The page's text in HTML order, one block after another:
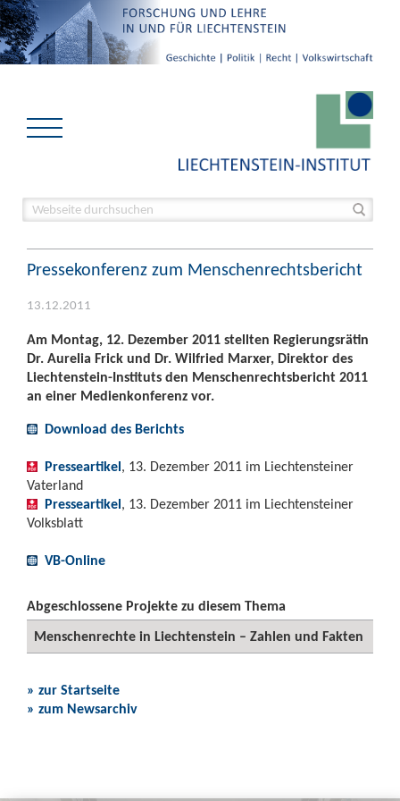
Pressekonferenz zum Menschenrechtsbericht
13.12.2011
Am Montag, 12. Dezember 2011 stellten Regierungsrätin
Dr. Aurelia Frick und Dr. Wilfried Marxer, Direktor des
Liechtenstein-Instituts den Menschenrechtsbericht 2011
an einer Medienkonferenz vor.
Download des Berichts
Presseartikel, 13. Dezember 2011 im Liechtensteiner
Vaterland
Presseartikel, 13. Dezember 2011 im Liechtensteiner
Volksblatt
VB-Online
Abgeschlossene Projekte zu diesem Thema
Menschenrechte in Liechtenstein – Zahlen und Fakten
» zur Startseite
» zum Newsarchiv